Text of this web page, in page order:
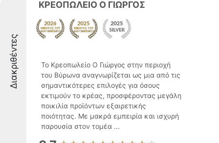
Διακριθέντες
ΚΡΕΟΠΩΛΕΙΟ Ο ΓΙΩΡΓΟΣ
Το Κρεοπωλείο Ο Γιώργος στην περιοχή
του Βύρωνα αναγνωρίζεται ως μια από τις
σημαντικότερες επιλογές για όσους
εκτιμούν το κρέας, προσφέροντας μεγάλη
ποικιλία προϊόντων εξαιρετικής
ποιότητας. Με μακρά εμπειρία και ισχυρή
παρουσία στον τομέα ...